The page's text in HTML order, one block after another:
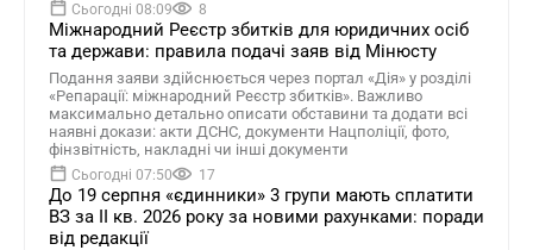
Сьогодні 08:09 8
Міжнародний Реєстр збитків для юридичних осіб
та держави: правила подачі заяв від Мінюсту
Подання заяви здійснюється через портал «Дія» у розділі
«Репарації: міжнародний Реєстр збитків». Важливо
максимально детально описати обставини та додати всі
наявні докази: акти ДСНС, документи Нацполіції, фото,
фінзвітність, накладні чи інші документи
Сьогодні 07:50 17
До 19 серпня «єдинники» 3 групи мають сплатити
ВЗ за ІІ кв. 2026 року за новими рахунками: поради
від редакції